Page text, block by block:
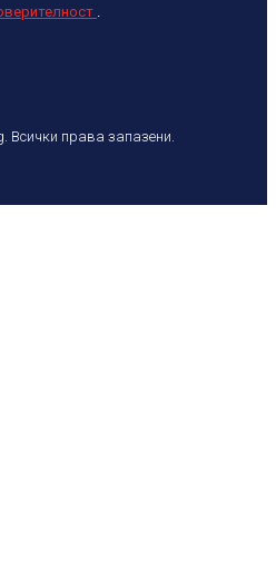
.
Всички права запазени.